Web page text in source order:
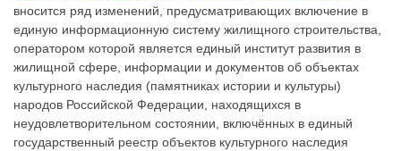
вносится ряд изменений, предусматривающих включение в
единую информационную систему жилищного строительства,
оператором которой является единый институт развития в
жилищной сфере, информации и документов об объектах
культурного наследия (памятниках истории и культуры)
народов Российской Федерации, находящихся в
неудовлетворительном состоянии, включённых в единый
государственный реестр объектов культурного наследия